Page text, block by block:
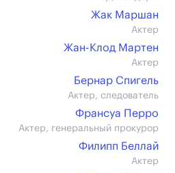
Жак Маршан
Актер
Жан-Клод Мартен
Актер
Бернар Спигель
Актер, следователь
Франсуа Перро
Актер, генеральный прокурор
Филипп Беллай
Актер